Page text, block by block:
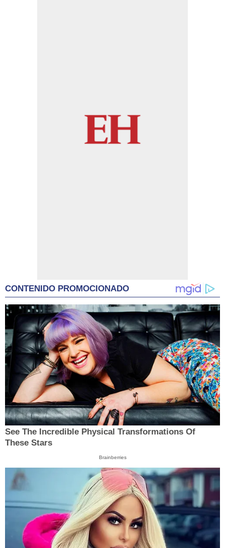
CONTENIDO PROMOCIONADO
See The Incredible Physical Transformations Of
These Stars
Brainberries